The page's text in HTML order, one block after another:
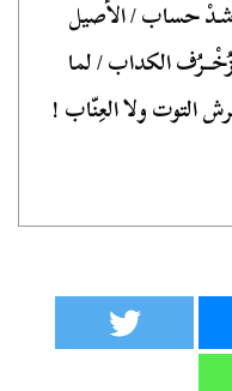
حساب / الأصيل
الكداب / لما
التوت ولا العِنّاب !